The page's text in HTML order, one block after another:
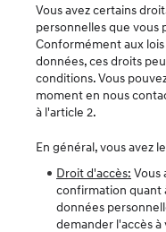
Vous avez certains
personnelles que vous
Conformément aux
données, ces droits
conditions. Vous
moment en nous
à l'article 2.
En général, vous avez
Droit d'accès: Vous
confirmation quant
données
demander l'accès